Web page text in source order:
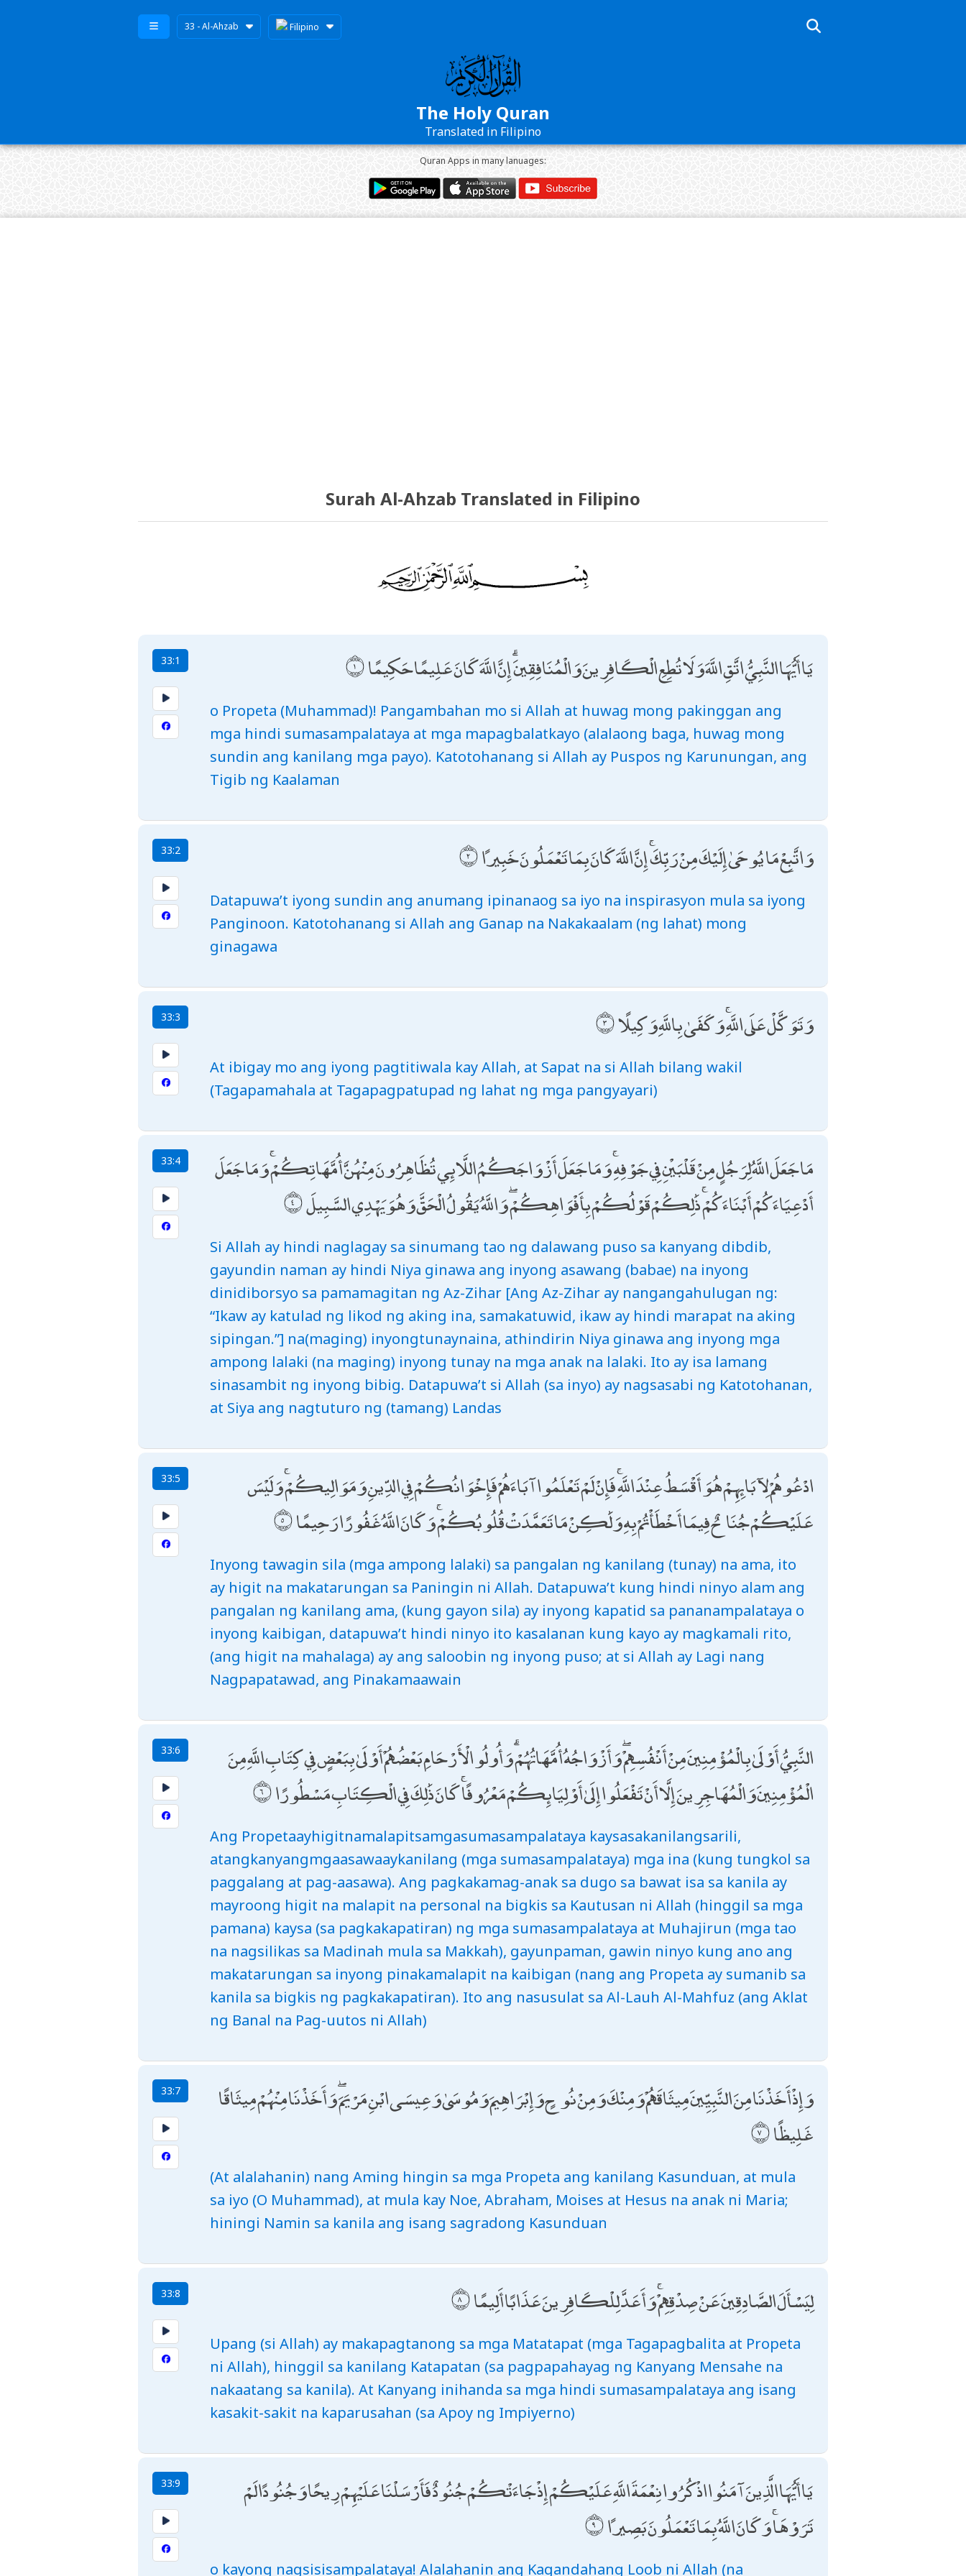
33 - Al-Ahzab Filipino
The Holy Quran
Translated in Filipino
Quran Apps in many lanuages:
Surah Al-Ahzab Translated in Filipino
33:1 يَا أَيُّهَا النَّبِيُّ اتَّقِ اللَّهَ وَلَا تُطِعِ الْكَافِرِينَ وَالْمُنَافِقِينَ ۗ إِنَّ اللَّهَ كَانَ عَلِيمًا حَكِيمًا
o Propeta (Muhammad)! Pangambahan mo si Allah at huwag mong pakinggan ang
mga hindi sumasampalataya at mga mapagbalatkayo (alalaong baga, huwag mong
sundin ang kanilang mga payo). Katotohanang si Allah ay Puspos ng Karunungan, ang
Tigib ng Kaalaman
33:2 وَاتَّبِعْ مَا يُوحَىٰ إِلَيْكَ مِنْ رَبِّكَ ۚ إِنَّ اللَّهَ كَانَ بِمَا تَعْمَلُونَ خَبِيرًا
Datapuwa’t iyong sundin ang anumang ipinanaog sa iyo na inspirasyon mula sa iyong
Panginoon. Katotohanang si Allah ang Ganap na Nakakaalam (ng lahat) mong
ginagawa
33:3 وَتَوَكَّلْ عَلَى اللَّهِ ۚ وَكَفَىٰ بِاللَّهِ وَكِيلًا
At ibigay mo ang iyong pagtitiwala kay Allah, at Sapat na si Allah bilang wakil
(Tagapamahala at Tagapagpatupad ng lahat ng mga pangyayari)
33:4
مَا جَعَلَ اللَّهُ لِرَجُلٍ مِنْ قَلْبَيْنِ فِي جَوْفِهِ ۚ وَمَا جَعَلَ أَزْوَاجَكُمُ اللَّائِي تُظَاهِرُونَ مِنْهُنَّ أُمَّهَاتِكُمْ ۚ وَمَا جَعَلَ
أَدْعِيَاءَكُمْ أَبْنَاءَكُمْ ۚ ذَٰلِكُمْ قَوْلُكُمْ بِأَفْوَاهِكُمْ ۖ وَاللَّهُ يَقُولُ الْحَقَّ وَهُوَ يَهْدِي السَّبِيلَ
Si Allah ay hindi naglagay sa sinumang tao ng dalawang puso sa kanyang dibdib,
gayundin naman ay hindi Niya ginawa ang inyong asawang (babae) na inyong
dinidiborsyo sa pamamagitan ng Az-Zihar [Ang Az-Zihar ay nangangahulugan ng:
“Ikaw ay katulad ng likod ng aking ina, samakatuwid, ikaw ay hindi marapat na aking
sipingan.”] na(maging) inyongtunaynaina, athindirin Niya ginawa ang inyong mga
ampong lalaki (na maging) inyong tunay na mga anak na lalaki. Ito ay isa lamang
sinasambit ng inyong bibig. Datapuwa’t si Allah (sa inyo) ay nagsasabi ng Katotohanan,
at Siya ang nagtuturo ng (tamang) Landas
33:5
ادْعُوهُمْ لِآبَائِهِمْ هُوَ أَقْسَطُ عِنْدَ اللَّهِ ۚ فَإِنْ لَمْ تَعْلَمُوا آبَاءَهُمْ فَإِخْوَانُكُمْ فِي الدِّينِ وَمَوَالِيكُمْ ۚ وَلَيْسَ
عَلَيْكُمْ جُنَاحٌ فِيمَا أَخْطَأْتُمْ بِهِ وَلَٰكِنْ مَا تَعَمَّدَتْ قُلُوبُكُمْ ۚ وَكَانَ اللَّهُ غَفُورًا رَحِيمًا
Inyong tawagin sila (mga ampong lalaki) sa pangalan ng kanilang (tunay) na ama, ito
ay higit na makatarungan sa Paningin ni Allah. Datapuwa’t kung hindi ninyo alam ang
pangalan ng kanilang ama, (kung gayon sila) ay inyong kapatid sa pananampalataya o
inyong kaibigan, datapuwa’t hindi ninyo ito kasalanan kung kayo ay magkamali rito,
(ang higit na mahalaga) ay ang saloobin ng inyong puso; at si Allah ay Lagi nang
Nagpapatawad, ang Pinakamaawain
33:6
النَّبِيُّ أَوْلَىٰ بِالْمُؤْمِنِينَ مِنْ أَنْفُسِهِمْ ۖ وَأَزْوَاجُهُ أُمَّهَاتُهُمْ ۗ وَأُولُو الْأَرْحَامِ بَعْضُهُمْ أَوْلَىٰ بِبَعْضٍ فِي كِتَابِ اللَّهِ مِنَ
الْمُؤْمِنِينَ وَالْمُهَاجِرِينَ إِلَّا أَنْ تَفْعَلُوا إِلَىٰ أَوْلِيَائِكُمْ مَعْرُوفًا ۚ كَانَ ذَٰلِكَ فِي الْكِتَابِ مَسْطُورًا
Ang Propetaayhigitnamalapitsamgasumasampalataya kaysasakanilangsarili,
atangkanyangmgaasawaaykanilang (mga sumasampalataya) mga ina (kung tungkol sa
paggalang at pag-aasawa). Ang pagkakamag-anak sa dugo sa bawat isa sa kanila ay
mayroong higit na malapit na personal na bigkis sa Kautusan ni Allah (hinggil sa mga
pamana) kaysa (sa pagkakapatiran) ng mga sumasampalataya at Muhajirun (mga tao
na nagsilikas sa Madinah mula sa Makkah), gayunpaman, gawin ninyo kung ano ang
makatarungan sa inyong pinakamalapit na kaibigan (nang ang Propeta ay sumanib sa
kanila sa bigkis ng pagkakapatiran). Ito ang nasusulat sa Al-Lauh Al-Mahfuz (ang Aklat
ng Banal na Pag-uutos ni Allah)
33:7
وَإِذْ أَخَذْنَا مِنَ النَّبِيِّينَ مِيثَاقَهُمْ وَمِنْكَ وَمِنْ نُوحٍ وَإِبْرَاهِيمَ وَمُوسَىٰ وَعِيسَى ابْنِ مَرْيَمَ ۖ وَأَخَذْنَا مِنْهُمْ مِيثَاقًا
غَلِيظًا
(At alalahanin) nang Aming hingin sa mga Propeta ang kanilang Kasunduan, at mula
sa iyo (O Muhammad), at mula kay Noe, Abraham, Moises at Hesus na anak ni Maria;
hiningi Namin sa kanila ang isang sagradong Kasunduan
33:8 لِيَسْأَلَ الصَّادِقِينَ عَنْ صِدْقِهِمْ ۚ وَأَعَدَّ لِلْكَافِرِينَ عَذَابًا أَلِيمًا
Upang (si Allah) ay makapagtanong sa mga Matatapat (mga Tagapagbalita at Propeta
ni Allah), hinggil sa kanilang Katapatan (sa pagpapahayag ng Kanyang Mensahe na
nakaatang sa kanila). At Kanyang inihanda sa mga hindi sumasampalataya ang isang
kasakit-sakit na kaparusahan (sa Apoy ng Impiyerno)
33:9
يَا أَيُّهَا الَّذِينَ آمَنُوا اذْكُرُوا نِعْمَةَ اللَّهِ عَلَيْكُمْ إِذْ جَاءَتْكُمْ جُنُودٌ فَأَرْسَلْنَا عَلَيْهِمْ رِيحًا وَجُنُودًا لَمْ
تَرَوْهَا ۚ وَكَانَ اللَّهُ بِمَا تَعْمَلُونَ بَصِيرًا
o kayong nagsisisampalataya! Alalahanin ang Kagandahang Loob ni Allah (na